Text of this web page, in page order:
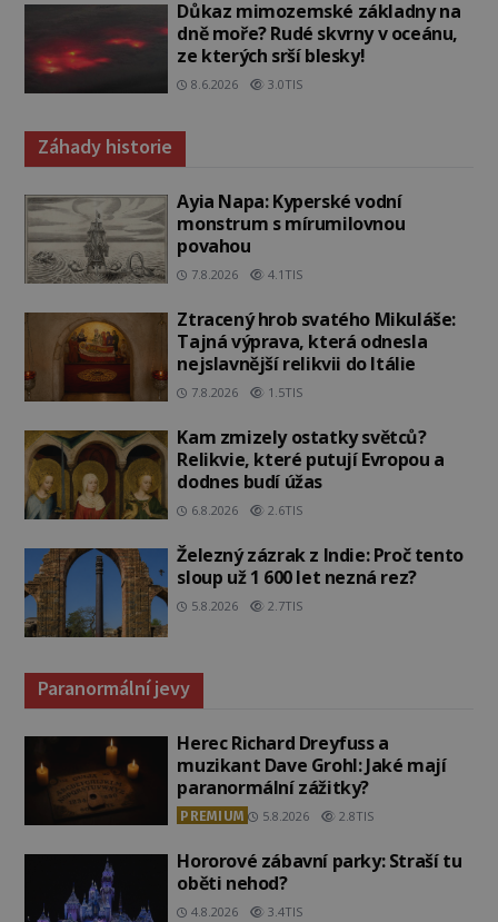
Důkaz mimozemské základny na
dně moře? Rudé skvrny v oceánu,
ze kterých srší blesky!
8.6.2026 3.0TIS
Záhady historie
Ayia Napa: Kyperské vodní
monstrum s mírumilovnou
povahou
7.8.2026 4.1TIS
Ztracený hrob svatého Mikuláše:
Tajná výprava, která odnesla
nejslavnější relikvii do Itálie
7.8.2026 1.5TIS
Kam zmizely ostatky světců?
Relikvie, které putují Evropou a
dodnes budí úžas
6.8.2026 2.6TIS
Železný zázrak z Indie: Proč tento
sloup už 1 600 let nezná rez?
5.8.2026 2.7TIS
Paranormální jevy
Herec Richard Dreyfuss a
muzikant Dave Grohl: Jaké mají
paranormální zážitky?
PREMIUM 5.8.2026 2.8TIS
Hororové zábavní parky: Straší tu
oběti nehod?
4.8.2026 3.4TIS